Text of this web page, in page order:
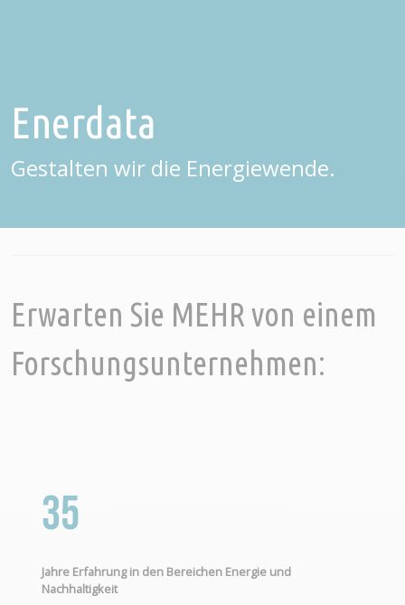
Enerdata
Gestalten wir die Energiewende.
Erwarten Sie MEHR von einem
Forschungsunternehmen:
35
Jahre Erfahrung in den Bereichen Energie und
Nachhaltigkeit